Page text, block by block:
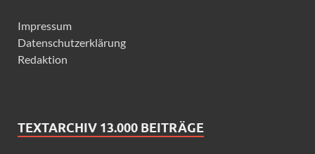
Impressum
Datenschutzerklärung
Redaktion
TEXTARCHIV 13.000 BEITRÄGE